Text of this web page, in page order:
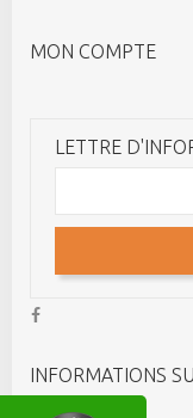
MON COMPTE
LETTRE
INFORMATIONS